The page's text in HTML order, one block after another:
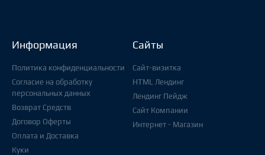
Информация
Политика конфиденциальности
Согласие на обработку
персональных данных
Возврат Средств
Договор Оферты
Оплата и Доставка
Куки
Сайты
Сайт-визитка
HTML Лендинг
Лендинг Пейдж
Сайт Компании
Интернет - Магазин